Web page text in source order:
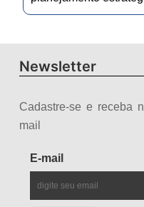
Newsletter
Cadastre-se e receba
mail
E-mail